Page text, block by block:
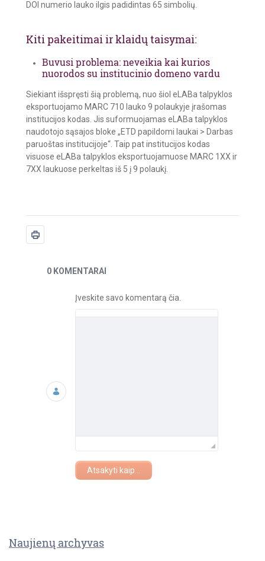
DOI numerio lauko ilgis padidintas 65 simbolių.
Kiti pakeitimai ir klaidų taisymai:
Buvusi problema: neveikia kai kurios
nuorodos su institucinio domeno vardu
Siekiant išspręsti šią problemą, nuo šiol eLABa talpyklos
eksportuojamo MARC 710 lauko 9 polaukyje įrašomas
institucijos kodas. Jis suformuojamas eLABa talpyklos
naudotojo sąsajos bloke „ETD papildomi laukai > Darbas
paruoštas institucijoje“. Taip pat institucijos kodas
visuose eLABa talpyklos eksportuojamuose MARC 1XX ir
7XX laukuose perkeltas iš 5 į 9 polaukį.
Naujienos
0 KOMENTARAI
Įveskite savo komentarą čia.
Atsakyti kaip...
Naujienų archyvas